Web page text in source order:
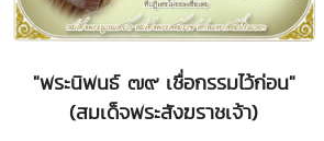
"พระนิพนธ์ ๗๙ เชื่อกรรมไว้ก่อน"
(สมเด็จพระสังฆราชเจ้า)